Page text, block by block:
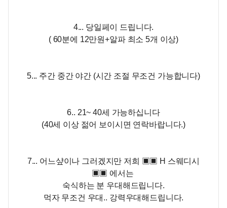
4... 당일페이 드립니다.
( 60분에 12만원+알파최소 5개 이상)
5... 주간 중간 야간 (시간 조절 무조건 가능합니다)
6.. 21~ 40세 가능하십니다
(40세 이상 젊어 보이시면 연락바랍니다.)
7... 어느샾이나 그러겠지만 저희 ▣▣ H 스웨디시
▣▣ 에서는
숙식하는 분 우대해드립니다.
먹자 무조건 우대.. 강력우대해드립니다.